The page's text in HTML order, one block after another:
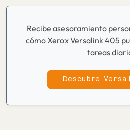
Recibe asesoramiento
cómo Xerox Versalink 405
tareas
Descubre